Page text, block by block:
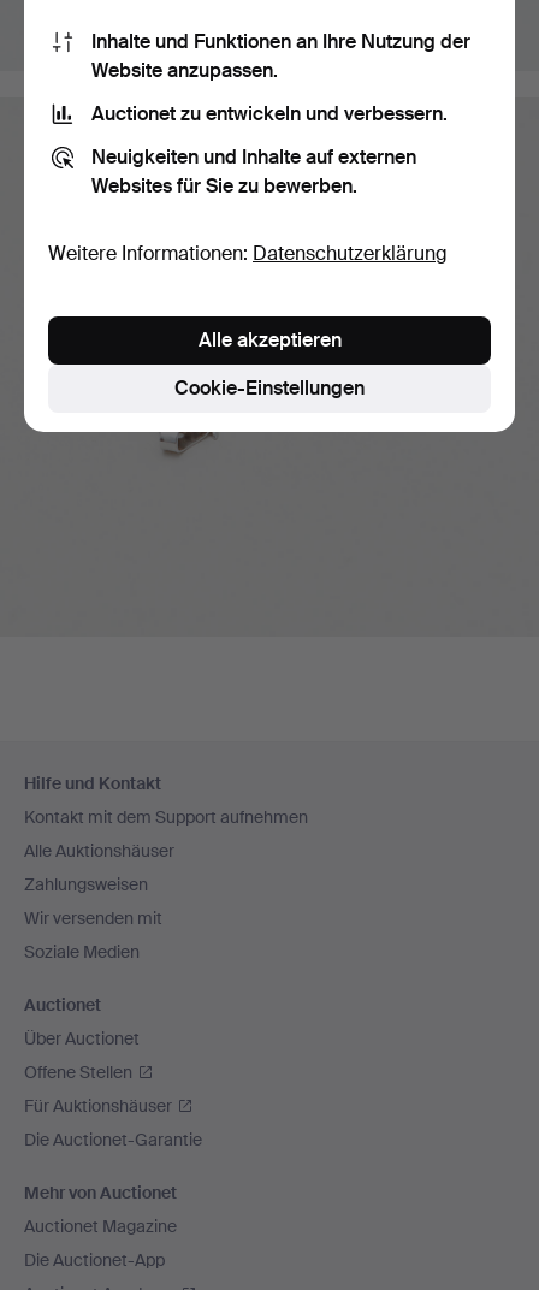
Navigation
Hilfe und Kontakt
Kontakt mit dem Support aufnehmen
Alle Auktionshäuser
Zahlungsweisen
Wir versenden mit
Soziale Medien
Auctionet
Über Auctionet
Offene Stellen
Für Auktionshäuser
Die Auctionet-Garantie
Mehr von Auctionet
Auctionet Magazine
Die Auctionet-App
Inhalte und Funktionen an Ihre Nutzung der
Website anzupassen.
Auctionet zu entwickeln und verbessern.
Neuigkeiten und Inhalte auf externen
Websites für Sie zu bewerben.
Weitere Informationen: Datenschutzerklärung
Cookie-Einstellungen
Alle akzeptieren